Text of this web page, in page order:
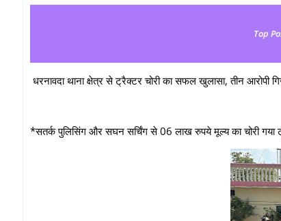
Top
धरनावदा थाना क्षेत्र से ट्रैक्टर चोरी का सफल खुलासा, तीन आरोपी
*सतर्क पुलिसिंग और सघन सर्चिंग से 06 लाख रुपये मूल्य का चोरी गया